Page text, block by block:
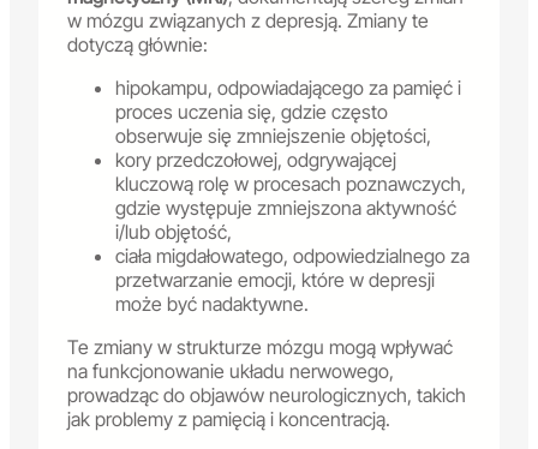
w mózgu związanych z depresją. Zmiany te
dotyczą głównie:
hipokampu, odpowiadającego za pamięć i
proces uczenia się, gdzie często
obserwuje się zmniejszenie objętości,
kory przedczołowej, odgrywającej
kluczową rolę w procesach poznawczych,
gdzie występuje zmniejszona aktywność
i/lub objętość,
ciała migdałowatego, odpowiedzialnego za
przetwarzanie emocji, które w depresji
może być nadaktywne.
Te zmiany w strukturze mózgu mogą wpływać
na funkcjonowanie układu nerwowego,
prowadząc do objawów neurologicznych, takich
jak problemy z pamięcią i koncentracją.